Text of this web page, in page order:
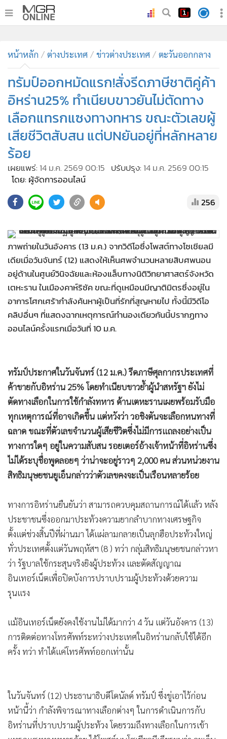
• ทันเหตุการณ์
• ภาคใต้
• ภูมิภาค
• Online Section
• บันเทิง
• ผู้จัดการรายวัน
• คอลัมนิสต์
• ละคร
CbizReview
• Cyber BIZ
• ผู้จัดกวน
• Green Innovation & SD
• Management & HR
• MGR Live
• Infographic
• การเมือง
• ท่องเที่ยว
• Special Scoop
• เศรษฐกิจ-ธุรกิจ
• จีน
• ชุมชน-คุณภาพชีวิต
• อาชญากรรม
• Motoring
• เกม
• วิทยาศาสตร์
• หุ้น
• อินโดจีน
•
กองทุนรวม
•
Celeb Online
•
Factcheck
• ญี่ปุ่น
• Gotomanager
หน้าหลัก ต่างประเทศ ข่าวต่างประเทศ ตะวันออกกลาง
ทรัมป์ออกหมัดแรก!สั่งรีดภาษีชาติคู่ค้า
อิหร่าน25% ทำเนียบขาวยันไม่ตัดทาง
เลือกแทรกแซงทางทหาร ขณะตัวเลขผู้
เสียชีวิตสับสน แต่UNยันอยู่ที่หลักหลาย
ร้อย
โดย: ผู้จัดการออนไลน์
256
ภาพถ่ายในวันอังคาร (13 ม.ค.) จากวิดีโอซึ่งโพสต์ทางโซเชียลมี
เดียเมื่อวันจันทร์ (12) แสดงให้เห็นศพจำนวนหลายสิบศพนอน
อยู่ด้านในศูนย์วินิจฉัยและห้องแล็บทางนิติวิทยาศาสตร์จังหวัด
เตหะราน ในเมืองคาห์ริซัค ขณะที่ดูเหมือนมีญาติมิตรซึ่งอยู่ใน
ออนไลน์ครั้งแรกเมื่อวันที่ 10 ม.ค.
ทรัมป์ประกาศในวันจันทร์ (12 ม.ค.) รีดภาษีศุลกากรประเทศที่
ค้าขายกับอิหร่าน 25% โดยทำเนียบขาวย้ำผู้นำสหรัฐฯ ยังไม่
ตัดทางเลือกในการใช้กำลังทหาร ด้านเตหะรานเผยพร้อมรับมือ
ทุกเหตุการณ์ที่อาจเกิดขึ้น แต่หวังว่า วอชิงตันจะเลือกหนทางที่
ฉลาด ขณะที่ตัวเลขจำนวนผู้เสียชีวิตซึ่งไม่มีการแถลงอย่างเป็น
ทางการใดๆ อยู่ในความสับสน รอยเตอร์อ้างเจ้าหน้าที่อิหร่านซึ่ง
สิทธิมนุษยชนยูเอ็นกล่าวว่าตัวเลขคงจะเป็นเรือนหลายร้อย
ทางการอิหร่านยืนยันว่า สามารถควบคุมสถานการณ์ได้แล้ว หลัง
ประชาชนซึ่งออกมาประท้วงความยากลำบากทางเศรษฐกิจ
ตั้งแต่ช่วงสิ้นปีที่ผ่านมา ได้แผ่ลามกลายเป็นลุกฮือประท้วงใหญ่
ทั่วประเทศตั้งแต่วันพฤหัสฯ (8 ) ทว่า กลุ่มสิทธิมนุษยชนกล่าวหา
ว่า รัฐบาลใช้กระสุนจริงยิงผู้ประท้วง และตัดสัญญาณ
รุนแรง
แม้อินเทอร์เน็ตยังคงใช้งานไม่ได้มากว่า 4 วัน แต่วันอังคาร (13)